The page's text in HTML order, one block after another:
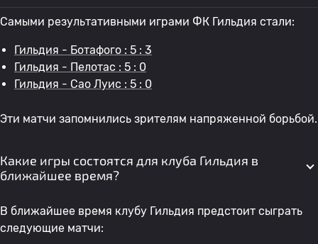
Самыми результативными играми ФК Гильдия стали:
Гильдия - Ботафого : 5 : 3
Гильдия - Пелотас : 5 : 0
Гильдия - Сао Луис : 5 : 0
Эти матчи запомнились зрителям напряженной борьбой.
Какие игры состоятся для клуба Гильдия в
ближайшее время?
В ближайшее время клубу Гильдия предстоит сыграть
следующие матчи: